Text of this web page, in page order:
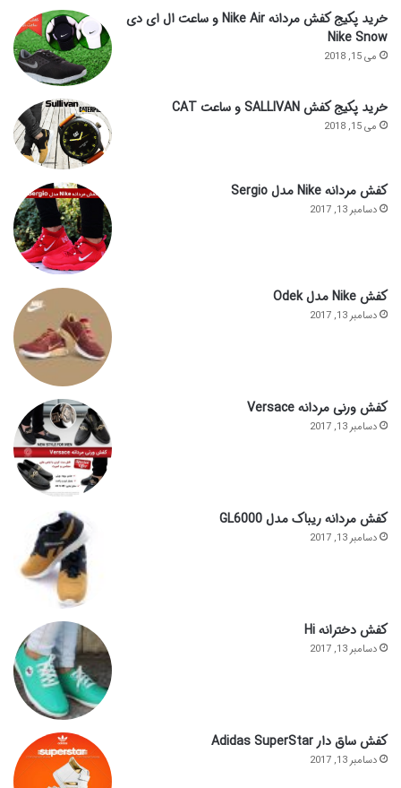
خرید پکیج کفش مردانه Nike Air و ساعت ال ای دی
Nike Snow
می 15, 2018
خرید پکیج کفش SALLIVAN و ساعت CAT
می 15, 2018
کفش مردانه Nike مدل Sergio
دسامبر 13, 2017
کفش Nike مدل Odek
دسامبر 13, 2017
کفش ورنی مردانه Versace
دسامبر 13, 2017
کفش مردانه ریباک مدل GL6000
دسامبر 13, 2017
کفش دخترانه Hi
دسامبر 13, 2017
کفش ساق دار Adidas SuperStar
دسامبر 13, 2017